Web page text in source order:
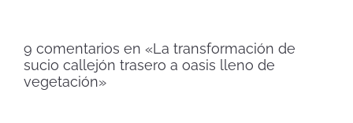
9 comentarios en «La transformación de
sucio callejón trasero a oasis lleno de
vegetación»